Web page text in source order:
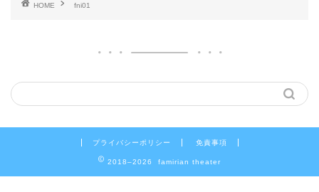
HOME fni01
プライバシーポリシー 免責事項
2018–2026 famirian theater